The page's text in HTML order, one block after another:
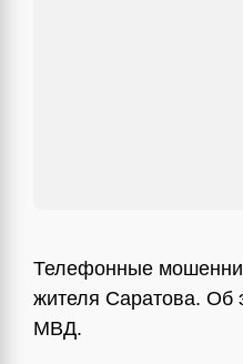
Телефонные
жителя Саратова. Об
МВД.